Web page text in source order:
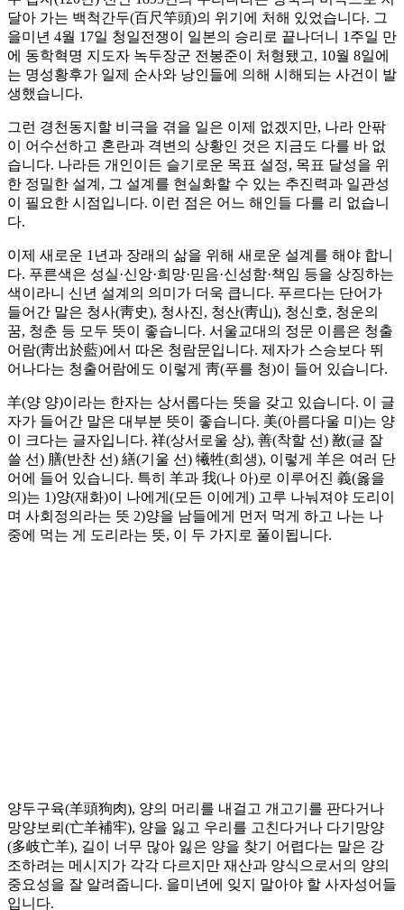
달아 가는 백척간두(百尺竿頭)의 위기에 처해 있었습니다. 그
을미년 4월 17일 청일전쟁이 일본의 승리로 끝나더니 1주일 만
에 동학혁명 지도자 녹두장군 전봉준이 처형됐고, 10월 8일에
는 명성황후가 일제 순사와 낭인들에 의해 시해되는 사건이 발
생했습니다.
그런 경천동지할 비극을 겪을 일은 이제 없겠지만, 나라 안팎
이 어수선하고 혼란과 격변의 상황인 것은 지금도 다를 바 없
습니다. 나라든 개인이든 슬기로운 목표 설정, 목표 달성을 위
한 정밀한 설계, 그 설계를 현실화할 수 있는 추진력과 일관성
이 필요한 시점입니다. 이런 점은 어느 해인들 다를 리 없습니
다.
이제 새로운 1년과 장래의 삶을 위해 새로운 설계를 해야 합니
다. 푸른색은 성실·신앙·희망·믿음·신성함·책임 등을 상징하는
색이라니 신년 설계의 의미가 더욱 큽니다. 푸르다는 단어가
들어간 말은 청사(靑史), 청사진, 청산(靑山), 청신호, 청운의
꿈, 청춘 등 모두 뜻이 좋습니다. 서울교대의 정문 이름은 청출
어람(靑出於藍)에서 따온 청람문입니다. 제자가 스승보다 뛰
어나다는 청출어람에도 이렇게 靑(푸를 청)이 들어 있습니다.
羊(양 양)이라는 한자는 상서롭다는 뜻을 갖고 있습니다. 이 글
자가 들어간 말은 대부분 뜻이 좋습니다. 美(아름다울 미)는 양
이 크다는 글자입니다. 祥(상서로울 상), 善(착할 선) 敾(글 잘
쓸 선) 膳(반찬 선) 繕(기울 선) 犧牲(희생), 이렇게 羊은 여러 단
어에 들어 있습니다. 특히 羊과 我(나 아)로 이루어진 義(옳을
의)는 1)양(재화)이 나에게(모든 이에게) 고루 나눠져야 도리이
며 사회정의라는 뜻 2)양을 남들에게 먼저 먹게 하고 나는 나
중에 먹는 게 도리라는 뜻, 이 두 가지로 풀이됩니다.
양두구육(羊頭狗肉), 양의 머리를 내걸고 개고기를 판다거나
망양보뢰(亡羊補牢), 양을 잃고 우리를 고친다거나 다기망양
(多岐亡羊), 길이 너무 많아 잃은 양을 찾기 어렵다는 말은 강
조하려는 메시지가 각각 다르지만 재산과 양식으로서의 양의
중요성을 잘 알려줍니다. 을미년에 잊지 말아야 할 사자성어들
입니다.